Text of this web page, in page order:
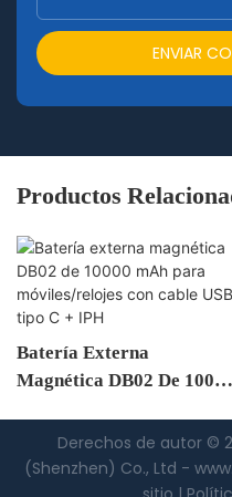
ENVIAR
Productos
Batería Externa
Magnética DB02 De 10000
Con Cable USB Tipo C +
IPH
Derechos de autor ©
(Shenzhen) Co., Ltd -